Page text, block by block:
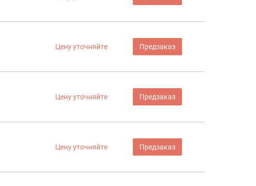
Цену уточняйте Предзаказ
Цену уточняйте Предзаказ
Цену уточняйте Предзаказ